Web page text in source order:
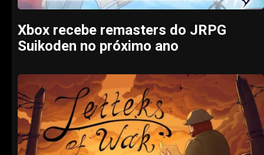
Xbox recebe remasters do JRPG
Suikoden no próximo ano